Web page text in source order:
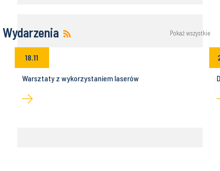
Wydarzenia Pokaż wszystkie
18.11
Warsztaty z wykorzystaniem laserów